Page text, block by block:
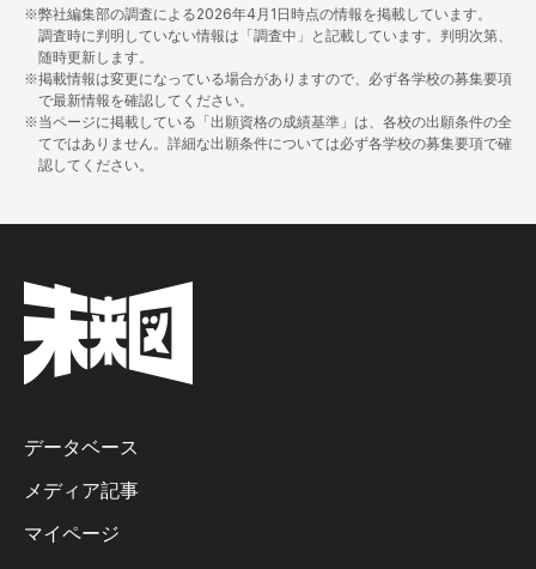
※弊社編集部の調査による2026年4月1日時点の情報を掲載しています。
調査時に判明していない情報は「調査中」と記載しています。判明次第、
随時更新します。
※掲載情報は変更になっている場合がありますので、必ず各学校の募集要項
で最新情報を確認してください。
※当ページに掲載している「出願資格の成績基準」は、各校の出願条件の全
てではありません。詳細な出願条件については必ず各学校の募集要項で確
認してください。
データベース
メディア記事
マイページ